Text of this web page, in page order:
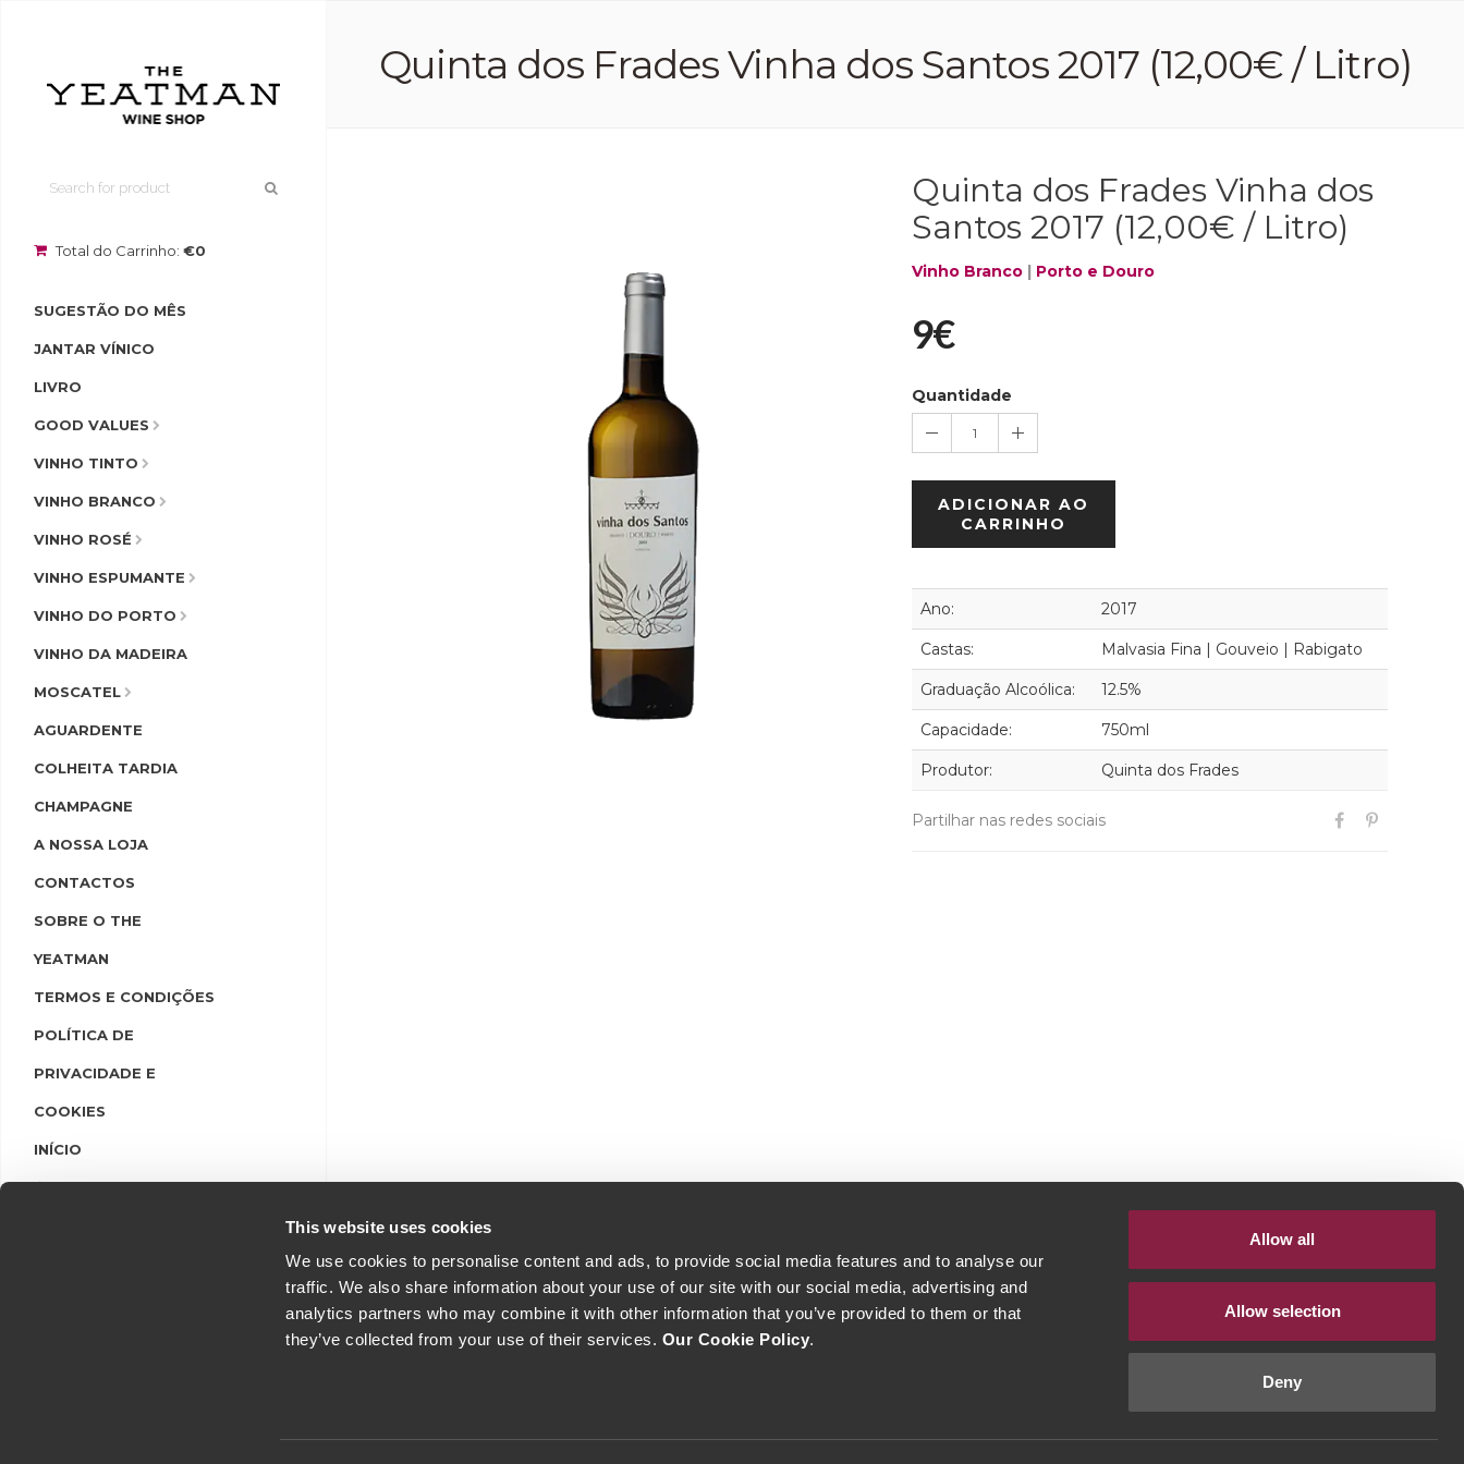
This website uses cookies
We use cookies to personalise content and ads, to provide social media features and to analyse our
traffic. We also share information about your use of our site with our social media, advertising and
analytics partners who may combine it with other information that you’ve provided to them or that
they’ve collected from your use of their services. Our Cookie Policy.
Allow all
Allow selection
Deny
Total do Carrinho: €0
SUGESTÃO DO MÊS
JANTAR VÍNICO
LIVRO
GOOD VALUES
VINHO TINTO
VINHO BRANCO
VINHO ROSÉ
VINHO ESPUMANTE
VINHO DO PORTO
VINHO DA MADEIRA
MOSCATEL
AGUARDENTE
COLHEITA TARDIA
CHAMPAGNE
A NOSSA LOJA
CONTACTOS
SOBRE O THE
YEATMAN
TERMOS E CONDIÇÕES
POLÍTICA DE
PRIVACIDADE E
COOKIES
INÍCIO
LINGUAS
Quinta dos Frades Vinha dos Santos 2017 (12,00€ / Litro)
Quinta dos Frades Vinha dos
Santos 2017 (12,00€ / Litro)
Vinho Branco | Porto e Douro
9€
Quantidade
1
ADICIONAR AO
CARRINHO
Ano: 2017
Castas: Malvasia Fina | Gouveio | Rabigato
Graduação Alcoólica: 12.5%
Capacidade: 750ml
Produtor: Quinta dos Frades
Partilhar nas redes sociais